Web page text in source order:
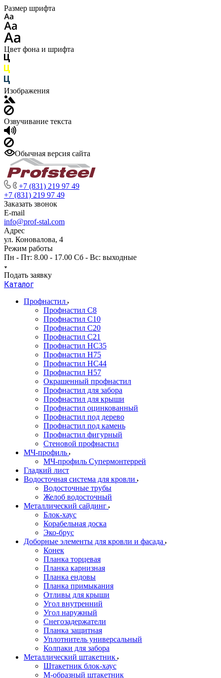
Размер шрифта
Цвет фона и шрифта
Изображения
Озвучивание текста
Обычная версия сайта
+7 (831) 219 97 49
+7 (831) 219 97 49
Заказать звонок
E-mail
info@prof-stal.com
Адрес
ул. Коновалова, 4
Режим работы
Пн - Пт: 8.00 - 17.00 Сб - Вс: выходные
Подать заявку
Каталог
Профнастил
Профнастил С8
Профнастил С10
Профнастил С20
Профнастил С21
Профнастил НС35
Профнастил Н75
Профнастил HC44
Профнастил Н57
Окрашенный профнастил
Профнастил для забора
Профнастил для крыши
Профнастил оцинкованный
Профнастил под дерево
Профнастил под камень
Профнастил фигурный
Стеновой профнастил
МЧ-профиль
МЧ-профиль Супермонтеррей
Гладкий лист
Водосточная система для кровли
Водосточные трубы
Желоб водосточный
Металлический сайдинг
Блок-хаус
Корабельная доска
Эко-брус
Доборные элементы для кровли и фасада
Конек
Планка торцевая
Планка карнизная
Планка ендовы
Планка примыкания
Отливы для крыши
Угол внутренний
Угол наружный
Снегозадержатели
Планка защитная
Уплотнитель универсальный
Колпаки для забора
Металлический штакетник
Штакетник блок-хаус
М-образный штакетник